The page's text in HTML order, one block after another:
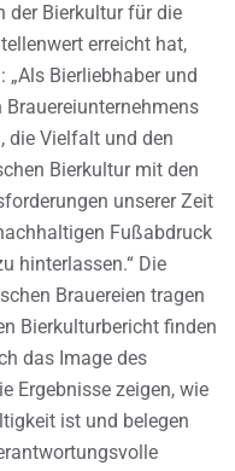
der Bierkultur für die
erreicht hat,
Bierliebhaber und
die Vielfalt und den
Bierkultur mit den
unserer Zeit
Fußabdruck
hinterlassen.“ Die
Brauereien tragen
Bierkulturbericht finden
das Image des
Ergebnisse zeigen, wie
ist und belegen